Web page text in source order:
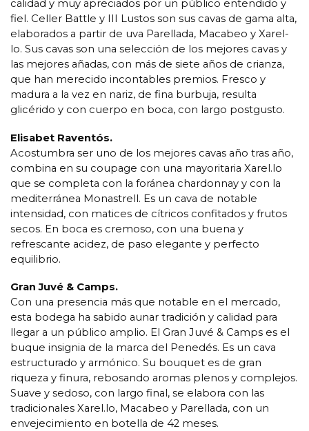
calidad y muy apreciados por un público entendido y
fiel. Celler Battle y III Lustos son sus cavas de gama alta,
elaborados a partir de uva Parellada, Macabeo y Xarel-
lo. Sus cavas son una selección de los mejores cavas y
las mejores añadas, con más de siete años de crianza,
que han merecido incontables premios. Fresco y
madura a la vez en nariz, de fina burbuja, resulta
glicérido y con cuerpo en boca, con largo postgusto.
Elisabet Raventós.
Acostumbra ser uno de los mejores cavas año tras año,
combina en su coupage con una mayoritaria Xarel.lo
que se completa con la foránea chardonnay y con la
mediterránea Monastrell. Es un cava de notable
intensidad, con matices de cítricos confitados y frutos
secos. En boca es cremoso, con una buena y
refrescante acidez, de paso elegante y perfecto
equilibrio.
Gran Juvé & Camps.
Con una presencia más que notable en el mercado,
esta bodega ha sabido aunar tradición y calidad para
llegar a un público amplio. El Gran Juvé & Camps es el
buque insignia de la marca del Penedés. Es un cava
estructurado y armónico. Su bouquet es de gran
riqueza y finura, rebosando aromas plenos y complejos.
Suave y sedoso, con largo final, se elabora con las
tradicionales Xarel.lo, Macabeo y Parellada, con un
envejecimiento en botella de 42 meses.